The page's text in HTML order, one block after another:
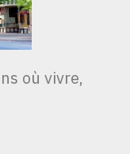
où vivre,